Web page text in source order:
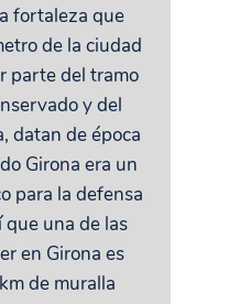
fortaleza que
de la ciudad
parte del tramo
y del
datan de época
Girona era un
para la defensa
una de las
en Girona es
de muralla